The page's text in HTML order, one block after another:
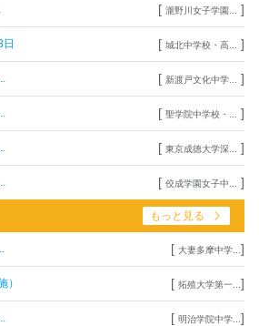
[ 瀧野川女子学園... ]
[ 城北中学校・高... ]
[ 新渡戸文化中学... ]
[ 聖学院中学校・... ]
[ 東京成徳大学深... ]
[ 佼成学園女子中... ]
もっと見る
[ 大妻多摩中学... ]
） [ 拓殖大学第一... ]
[ 明治学院中学... ]